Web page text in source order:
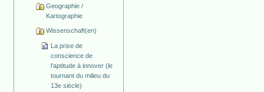
Geographie /
Kartographie
Wissenschaft(en)
La prise de
conscience de
l'aptitude à innover (le
tournant du milieu du
13e siècle)